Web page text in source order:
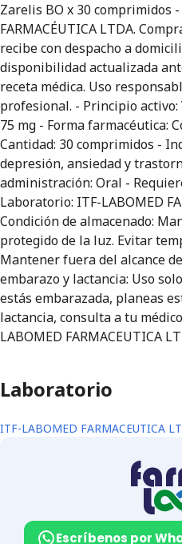
Zarelis BO x 30 comprimidos
FARMACÉUTICA LTDA.
recibe con despacho a
disponibilidad actualizada
receta médica. Uso
profesional. - Principio
75 mg - Forma farmacéutica:
Cantidad: 30 comprimidos -
depresión, ansiedad y
administración: Oral -
Laboratorio: ITF-LABOMED
Condición de almacenado:
protegido de la luz. Evitar
Mantener fuera del alcance
embarazo y lactancia: Uso
estás embarazada, planeas
lactancia, consulta a tu
LABOMED FARMACEUTICA
Laboratorio
ITF-LABOMED FARMACEUTICA
Escríbenos por